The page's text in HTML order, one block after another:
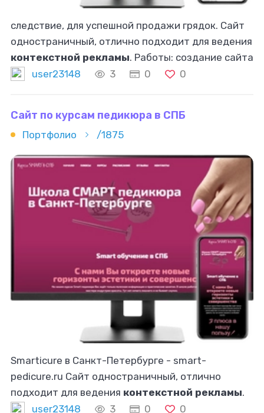
следствие, для успешной продажи грядок. Сайт
одностраничный, отлично подходит для ведения
контекстной рекламы. Работы: создание сайта
с нуля. Подбор и регистрация доменного имени,
user23148 3 0 0
Сайт по курсам педикюра в СПБ
Портфолио /1875
Smarticure в Санкт-Петербурге - smart-
pedicure.ru Сайт одностраничный, отлично
подходит для ведения контекстной рекламы.
Работы: создание сайта с нуля. Подбор и
user23148 3 0 0